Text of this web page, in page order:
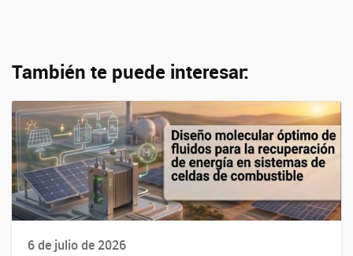
También te puede interesar:
6 de julio de 2026